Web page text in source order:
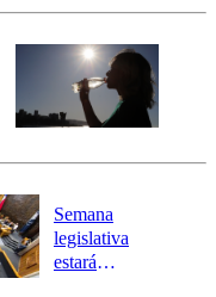
revisa la
epicentro
Semana
legislativa
estará